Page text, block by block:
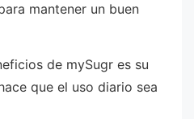
mantener un buen
de mySugr es su
que el uso diario sea